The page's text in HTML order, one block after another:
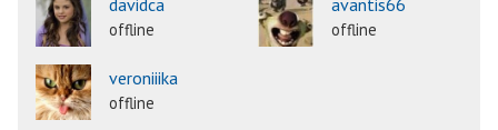
offline offline
veroniiika
offline